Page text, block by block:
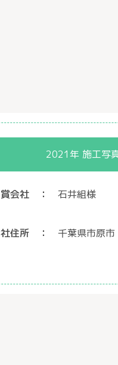
2021年 施工写
会社 石井組様
住所 千葉県市原市